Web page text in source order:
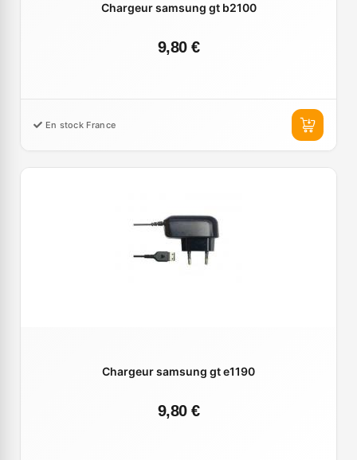
Chargeur samsung gt b2100
9,80 €
En stock France
Chargeur samsung gt e1190
9,80 €